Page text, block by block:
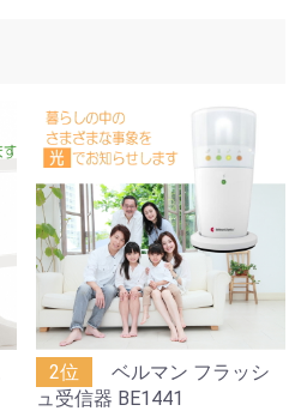
2位
ベルマン フラッシ
ュ受信器 BE1441